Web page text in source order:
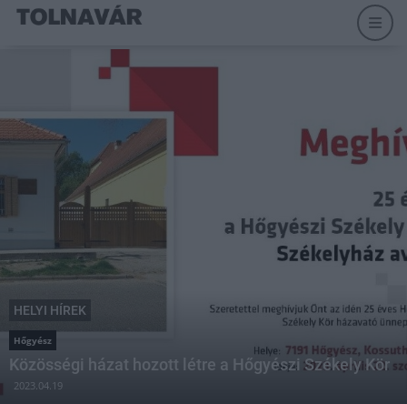
HELYI HÍREK
Hőgyész
Közösségi házat hozott létre a Hőgyészi Székely Kör
2023.04.19